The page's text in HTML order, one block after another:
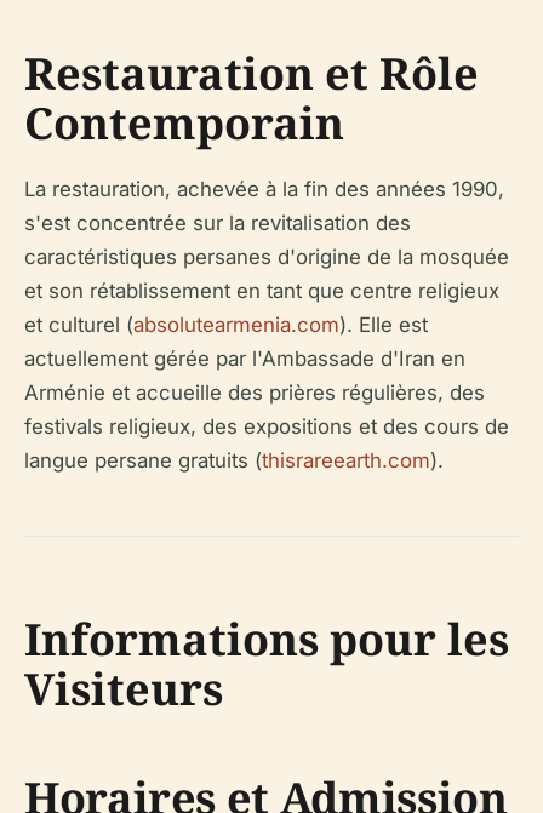
Restauration et Rôle
Contemporain
La restauration, achevée à la fin des années 1990,
s'est concentrée sur la revitalisation des
caractéristiques persanes d'origine de la mosquée
et son rétablissement en tant que centre religieux
et culturel (absolutearmenia.com). Elle est
actuellement gérée par l'Ambassade d'Iran en
Arménie et accueille des prières régulières, des
festivals religieux, des expositions et des cours de
langue persane gratuits (thisrareearth.com).
Informations pour les
Visiteurs
Horaires et Admission